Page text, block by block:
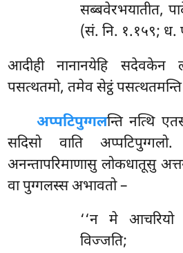
सब्बवेरभयातीत,
(सं. नि. १.१५९; ध.
आदीही नानानयेहि सदेवकेन
पसत्थतमो, तमेव सेट्ठं
अप्पटिपुग्गलन्तिनत्थि
सदिसो वाति
अनन्तापरिमाणासु लोकधातूसु
वा पुग्गलस्स अभावतो –
‘‘न मे
विज्जति;